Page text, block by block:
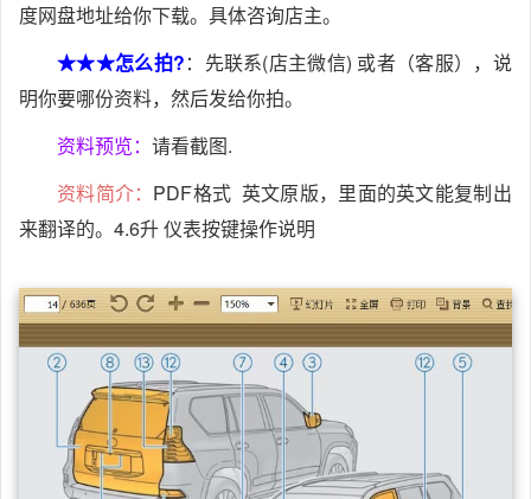
度网盘地址给你下载。具体咨询店主。
★★★怎么拍?：先联系(店主微信) 或者（客服），说
明你要哪份资料，然后发给你拍。
资料预览： 请看截图.
资料简介： PDF格式 英文原版，里面的英文能复制出
来翻译的。4.6升 仪表按键操作说明